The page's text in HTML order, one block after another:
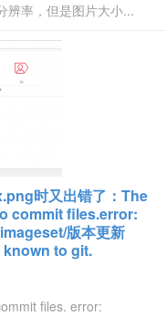
辨率，但是图片大小...
时又出错了：The
commit files.error:
版本更新
to git.
files. error: